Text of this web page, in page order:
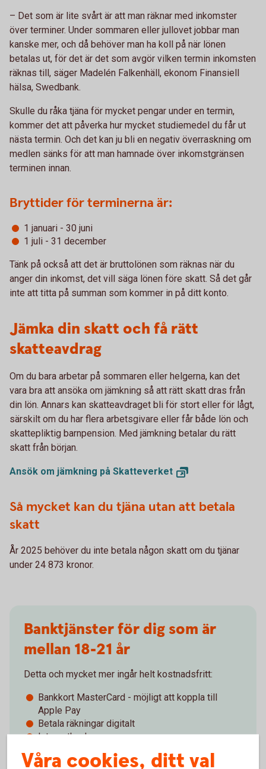
– Det som är lite svårt är att man räknar med inkomster
över terminer. Under sommaren eller jullovet jobbar man
kanske mer, och då behöver man ha koll på när lönen
betalas ut, för det är det som avgör vilken termin inkomsten
räknas till, säger Madelén Falkenhäll, ekonom Finansiell
hälsa, Swedbank.
Skulle du råka tjäna för mycket pengar under en termin,
kommer det att påverka hur mycket studiemedel du får ut
nästa termin. Och det kan ju bli en negativ överraskning om
medlen sänks för att man hamnade över inkomstgränsen
terminen innan.
Bryttider för terminerna är:
1 januari - 30 juni
1 juli - 31 december
Tänk på också att det är bruttolönen som räknas när du
anger din inkomst, det vill säga lönen före skatt. Så det går
inte att titta på summan som kommer in på ditt konto.
Jämka din skatt och få rätt
skatteavdrag
Om du bara arbetar på sommaren eller helgerna, kan det
vara bra att ansöka om jämkning så att rätt skatt dras från
din lön. Annars kan skatteavdraget bli för stort eller för lågt,
särskilt om du har flera arbetsgivare eller får både lön och
skattepliktig barnpension. Med jämkning betalar du rätt
skatt från början.
Ansök om jämkning på Skatteverket
Så mycket kan du tjäna utan att betala
skatt
År 2025 behöver du inte betala någon skatt om du tjänar
under 24 873 kronor.
Banktjänster för dig som är
mellan 18-21 år
Detta och mycket mer ingår helt kostnadsfritt:
Bankkort MasterCard - möjligt att koppla till
Apple Pay
Betala räkningar digitalt
Internetbanken
Banktjänster för dig som är 18-21 år
Våra cookies, ditt val